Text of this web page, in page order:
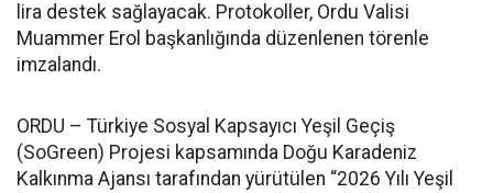
lira destek sağlayacak. Protokoller, Ordu Valisi
Muammer Erol başkanlığında düzenlenen törenle
imzalandı.
ORDU – Türkiye Sosyal Kapsayıcı Yeşil Geçiş
(SoGreen) Projesi kapsamında Doğu Karadeniz
Kalkınma Ajansı tarafından yürütülen “2026 Yılı Yeşil